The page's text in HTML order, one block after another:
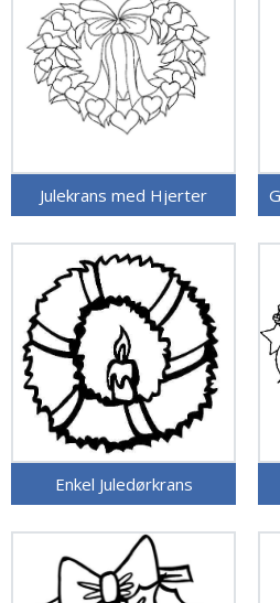
Julekrans med Hjerter
Enkel Juledørkrans